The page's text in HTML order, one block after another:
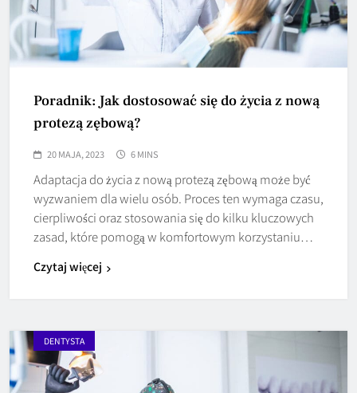
Poradnik: Jak dostosować się do życia z nową
protezą zębową?
20 MAJA, 2023 6 MINS
Adaptacja do życia z nową protezą zębową może być
wyzwaniem dla wielu osób. Proces ten wymaga czasu,
cierpliwości oraz stosowania się do kilku kluczowych
zasad, które pomogą w komfortowym korzystaniu…
Czytaj więcej
DENTYSTA